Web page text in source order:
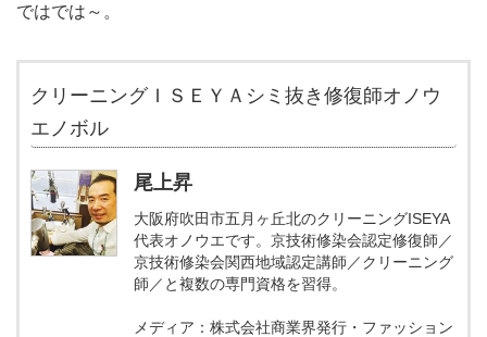
ではでは～。
クリーニングＩＳＥＹＡシミ抜き修復師オノウ
エノボル
尾上昇
大阪府吹田市五月ヶ丘北のクリーニングISEYA
代表オノウエです。京技術修染会認定修復師／
京技術修染会関西地域認定講師／クリーニング
師／と複数の専門資格を習得。
メディア：株式会社商業界発行・ファッション